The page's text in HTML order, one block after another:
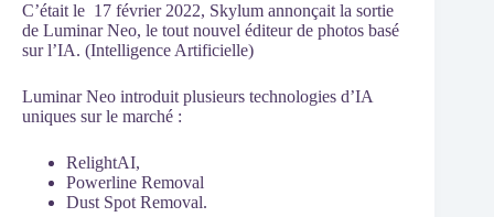
C’était le 17 février 2022, Skylum annonçait la sortie
de Luminar Neo, le tout nouvel éditeur de photos basé
sur l’IA. (Intelligence Artificielle)
Luminar Neo introduit plusieurs technologies d’IA
uniques sur le marché :
RelightAI,
Powerline Removal
Dust Spot Removal.